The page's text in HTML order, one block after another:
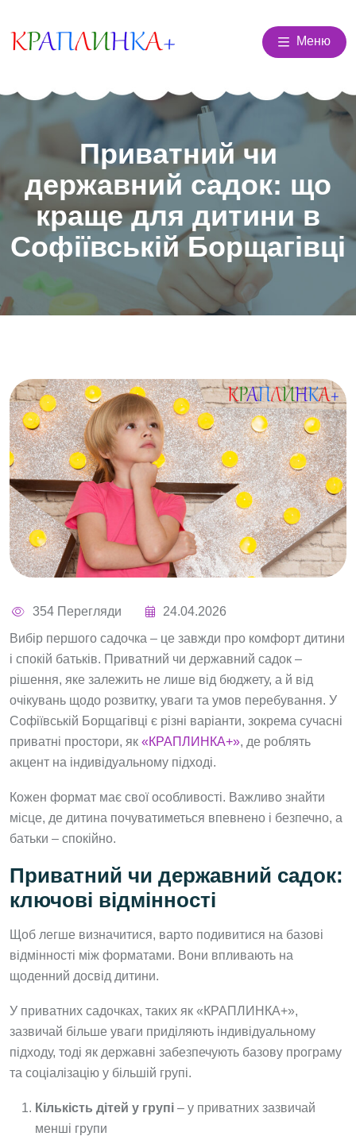
Меню
Приватний чи
державний садок: що
краще для дитини в
Софіївській Борщагівці
354 Перегляди
24.04.2026
Вибір першого садочка – це завжди про комфорт дитини
і спокій батьків. Приватний чи державний садок –
рішення, яке залежить не лише від бюджету, а й від
очікувань щодо розвитку, уваги та умов перебування. У
Софіївській Борщагівці є різні варіанти, зокрема сучасні
приватні простори, як «КРАПЛИНКА+», де роблять
акцент на індивідуальному підході.
Кожен формат має свої особливості. Важливо знайти
місце, де дитина почуватиметься впевнено і безпечно, а
батьки – спокійно.
Приватний чи державний садок:
ключові відмінності
Щоб легше визначитися, варто подивитися на базові
відмінності між форматами. Вони впливають на
щоденний досвід дитини.
У приватних садочках, таких як «КРАПЛИНКА+»,
зазвичай більше уваги приділяють індивідуальному
підходу, тоді як державні забезпечують базову програму
та соціалізацію у більшій групі.
Кількість дітей у групі – у приватних зазвичай
менші групи